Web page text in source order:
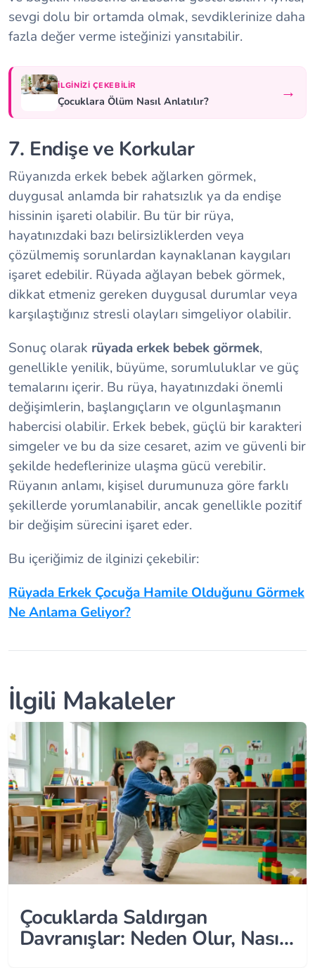
sevgi dolu bir ortamda olmak, sevdiklerinize daha
fazla değer verme isteğinizi yansıtabilir.
İLGINIZI ÇEKEBILIR
Çocuklara Ölüm Nasıl Anlatılır? →
7. Endişe ve Korkular
Rüyanızda erkek bebek ağlarken görmek,
duygusal anlamda bir rahatsızlık ya da endişe
hissinin işareti olabilir. Bu tür bir rüya,
hayatınızdaki bazı belirsizliklerden veya
çözülmemiş sorunlardan kaynaklanan kaygıları
işaret edebilir. Rüyada ağlayan bebek görmek,
dikkat etmeniz gereken duygusal durumlar veya
karşılaştığınız stresli olayları simgeliyor olabilir.
Sonuç olarak rüyada erkek bebek görmek,
genellikle yenilik, büyüme, sorumluluklar ve güç
temalarını içerir. Bu rüya, hayatınızdaki önemli
değişimlerin, başlangıçların ve olgunlaşmanın
habercisi olabilir. Erkek bebek, güçlü bir karakteri
simgeler ve bu da size cesaret, azim ve güvenli bir
şekilde hedeflerinize ulaşma gücü verebilir.
Rüyanın anlamı, kişisel durumunuza göre farklı
şekillerde yorumlanabilir, ancak genellikle pozitif
bir değişim sürecini işaret eder.
Bu içeriğimiz de ilginizi çekebilir:
Rüyada Erkek Çocuğa Hamile Olduğunu Görmek
Ne Anlama Geliyor?
İlgili Makaleler
Çocuklarda Saldırgan
Davranışlar: Neden Olur, Nasıl